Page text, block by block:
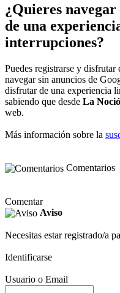
¿Quieres
de una
interrupciones?
Puedes registrarse y disfrutar
navegar sin anuncios de
disfrutar de una experiencia
sabiendo que desde La
web.
Más información sobre la
Comentarios
Comentar
Aviso
Necesitas estar registrado/a
Identificarse
Usuario o Email